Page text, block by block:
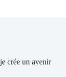
crée un avenir